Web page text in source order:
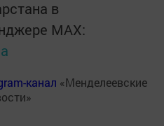
в
MАХ:
канал «Менделеевские